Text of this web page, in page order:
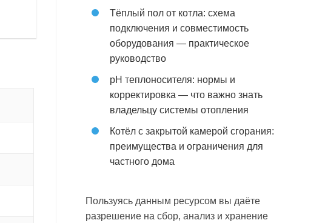
Тёплый пол от котла: схема
подключения и совместимость
оборудования — практическое
руководство
pH теплоносителя: нормы и
корректировка — что важно знать
владельцу системы отопления
Котёл с закрытой камерой сгорания:
преимущества и ограничения для
частного дома
Пользуясь данным ресурсом вы даёте
разрешение на сбор, анализ и хранение